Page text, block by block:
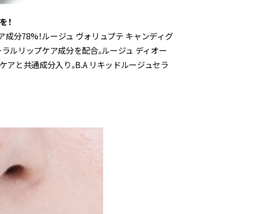
！
成分78%！ルージュ ヴォリュプテ キャンディグ
ルリップケア成分を配合。ルージュ ディオー
アと共通成分入り。B.A リキッドルージュセラ